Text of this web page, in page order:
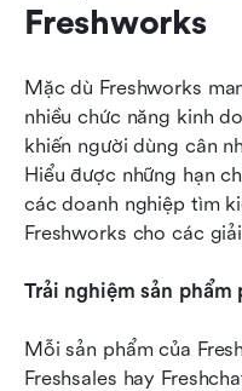
Freshworks
Mặc dù Freshworks
nhiều chức năng kinh
khiến người dùng cân
Hiểu được những hạn
các doanh nghiệp tìm
Freshworks cho các
Trải nghiệm sản phẩm
Mỗi sản phẩm của
Freshsales hay